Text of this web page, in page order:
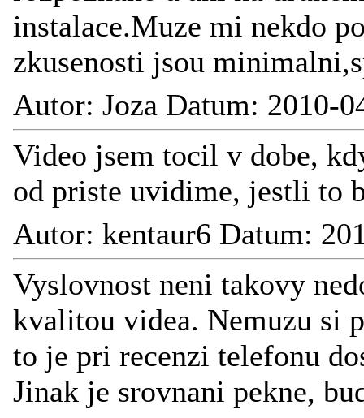
instalace.Muze mi nekdo
zkusenosti jsou
Autor: Joza Datum: 2010-
Video jsem tocil v dobe,
od priste uvidime, jestli to
Autor: kentaur6 Datum:
Vyslovnost neni takovy
kvalitou videa. Nemuzu si
to je pri recenzi telefonu
Jinak je srovnani pekne,